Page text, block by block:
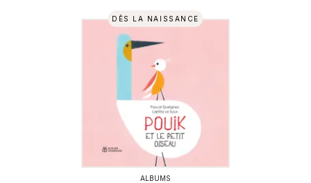
DÈS LA NAISSANCE
ALBUMS